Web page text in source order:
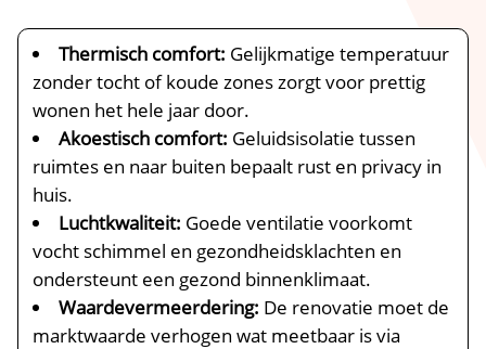
Thermisch comfort: Gelijkmatige temperatuur
zonder tocht of koude zones zorgt voor prettig
wonen het hele jaar door.​
Akoestisch comfort: Geluidsisolatie tussen
ruimtes en naar buiten bepaalt rust en privacy in
huis.​
Luchtkwaliteit: Goede ventilatie voorkomt
vocht schimmel en gezondheidsklachten en
ondersteunt een gezond binnenklimaat.​
Waardevermeerdering: De renovatie moet de
marktwaarde verhogen wat meetbaar is via